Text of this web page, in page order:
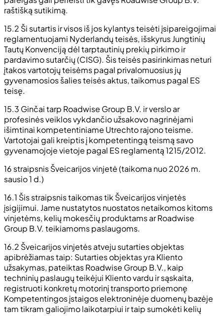
raštišką sutikimą.
15.2 Ši sutartis ir visos iš jos kylantys teisėti įsipareigojimai
reglamentuojami Nyderlandų teisės, išskyrus Jungtinių
Tautų Konvenciją dėl tarptautinių prekių pirkimo ir
pardavimo sutarčių (CISG). Šis teisės pasirinkimas neturi
įtakos vartotojų teisėms pagal privalomuosius jų
gyvenamosios šalies teisės aktus, taikomus pagal ES
teisę.
15.3 Ginčai tarp Roadwise Group B.V. ir verslo ar
profesinės veiklos vykdančio užsakovo nagrinėjami
išimtinai kompetentiniame Utrechto rajono teisme.
Vartotojai gali kreiptis į kompetentingą teismą savo
gyvenamojoje vietoje pagal ES reglamentą 1215/2012.
16 straipsnis Šveicarijos vinjetė (taikoma nuo 2026 m.
sausio 1 d.)
16.1 Šis straipsnis taikomas tik Šveicarijos vinjetės
įsigijimui. Jame nustatytos nuostatos netaikomos kitoms
vinjetėms, kelių mokesčių produktams ar Roadwise
Group B.V. teikiamoms paslaugoms.
16.2 Šveicarijos vinjetės atveju sutarties objektas
apibrėžiamas taip: Sutarties objektas yra Kliento
užsakymas, pateiktas Roadwise Group B.V., kaip
techninių paslaugų teikėjui Kliento vardu ir sąskaita,
registruoti konkretų motorinį transporto priemonę
Kompetentingos įstaigos elektroninėje duomenų bazėje
tam tikram galiojimo laikotarpiui ir taip sumokėti kelių